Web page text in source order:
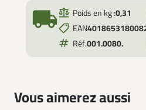
local_shipping Poids en kg :0,31
EAN
Réf.001.0080.
Vous aimerez aussi